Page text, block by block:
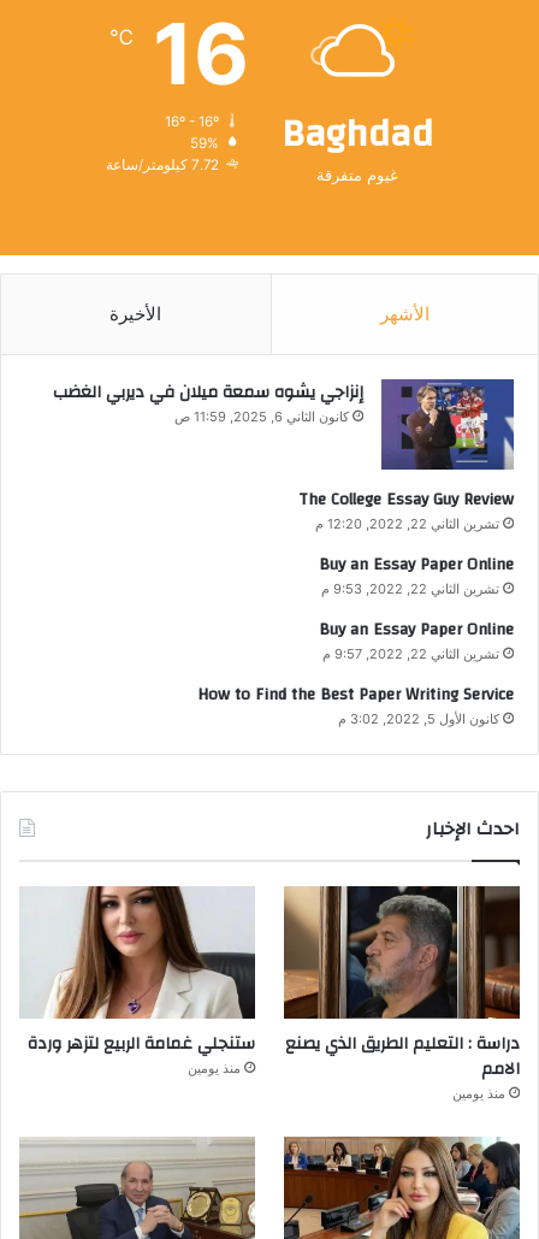
Baghdad
غيوم متفرقة
16
℃
59%
7.72 كيلومتر/ساعة
الأشهر الأخيرة
إنزاجي يشوه سمعة ميلان في ديربي الغضب
كانون الثاني 6, 2025, 11:59 ص
The College Essay Guy Review
تشرين الثاني 22, 2022, 12:20 م
Buy an Essay Paper Online
تشرين الثاني 22, 2022, 9:53 م
Buy an Essay Paper Online
تشرين الثاني 22, 2022, 9:57 م
How to Find the Best Paper Writing Service
كانون الأول 5, 2022, 3:02 م
احدث الإخبار
دراسة : التعليم الطريق الذي يصنع
الامم
منذ يومين
ستنجلي غمامة الربيع لتزهر وردة
منذ يومين